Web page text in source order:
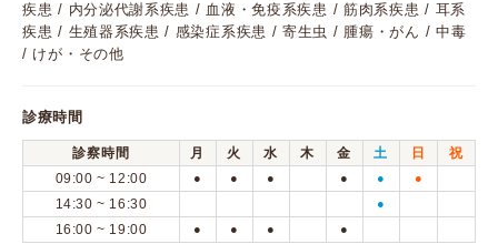
疾患 / 内分泌代謝系疾患 / 血液・免疫系疾患 / 筋肉系疾患 / 耳系
疾患 / 生殖器系疾患 / 感染症系疾患 / 寄生虫 / 腫瘍・がん / 中毒
/ けが・その他
診療時間
診察時間 月 火 水 木 金 土 日
祝
09:00 ~ 12:00
● ● ● ● ● ●
14:30 ~ 16:30 ●
16:00 ~ 19:00 ● ● ● ●